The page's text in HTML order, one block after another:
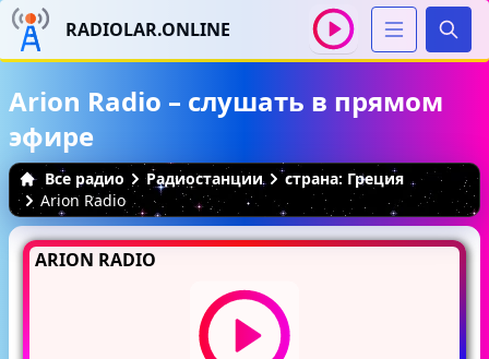
RADIOLAR.ONLINE
Arion Radio – слушать в прямом
эфире
Все радио Радиостанции
страна: Греция
Arion Radio
ARION RADIO